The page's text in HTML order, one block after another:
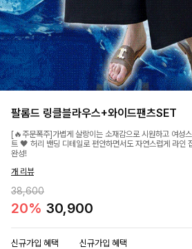
팔롬드 링클블라우스+와이드팬츠SET
[🔥주문폭주]가볍게 살랑이는 소재감으로 시원하고 여성
트 🖤 허리 밴딩 디테일로 편안하면서도 자연스럽게 라인
완성!
개 리뷰
38,600
20% 30,900
신규가입 혜택 신규가입 혜택